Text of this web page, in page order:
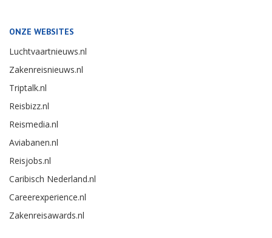
ONZE WEBSITES
Luchtvaartnieuws.nl
Zakenreisnieuws.nl
Triptalk.nl
Reisbizz.nl
Reismedia.nl
Aviabanen.nl
Reisjobs.nl
Caribisch Nederland.nl
Careerexperience.nl
Zakenreisawards.nl